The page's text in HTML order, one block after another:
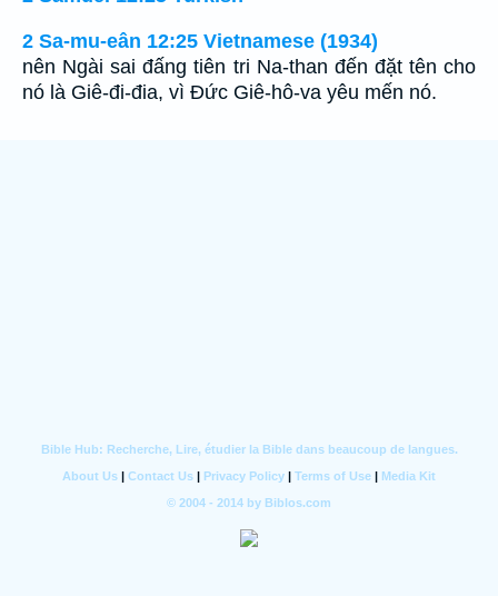
2 Sa-mu-eân 12:25 Vietnamese (1934)
nên Ngài sai đấng tiên tri Na-than đến đặt tên cho
nó là Giê-đi-đia, vì Ðức Giê-hô-va yêu mến nó.